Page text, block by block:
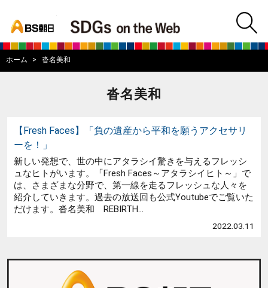
BS朝日SDGs
ホーム 沓名美和
沓名美和
【Fresh Faces】「負の遺産から平和を願うアクセサリ
ーを！」
新しい発想で、世の中にアタラシイ驚きを与えるフレッシ
ュなヒトがいます。「Fresh Faces～アタラシイヒト～」で
は、さまざまな分野で、第一線を走るフレッシュな人々を
紹介していきます。過去の放送回も公式Youtubeでご覧いた
だけます。沓名美和 REBIRTH...
2022.03.11